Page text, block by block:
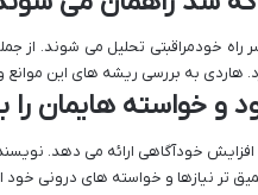
راه خودمراقبتی تحلیل می شوند. از
هاردی به بررسی ریشه های این موانع و
خودآگاهی ارائه می دهد.
تر نیازها و خواسته های درونی